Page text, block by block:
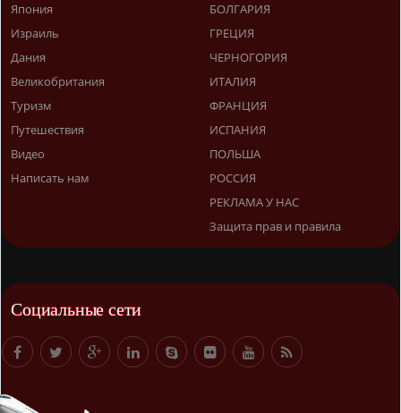
Япония
Израиль
Дания
Великобритания
Туризм
Путешествия
Видео
Написать нам
БОЛГАРИЯ
ГРЕЦИЯ
ЧЕРНОГОРИЯ
ИТАЛИЯ
ФРАНЦИЯ
ИСПАНИЯ
ПОЛЬША
РОССИЯ
РЕКЛАМА У НАС
Защита прав и правила
Социальные сети